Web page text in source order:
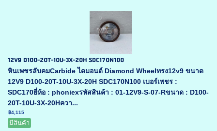
12V9 D100-20T-10U-3X-20H SDC170N100
หินเพชรลับคมCarbide ไดมอนด์ Diamond Wheelทรง12v9 ขนาด
12V9 D100-20T-10U-3X-20H SDC170N100 เบอร์เพชร :
SDC170ยี่ห้อ : phoniexรหัสสินค้า : 01-12V9-S-07-Rขนาด : D100-
20T-10U-3X-20Hควา...
฿4,115
มีสินค้า